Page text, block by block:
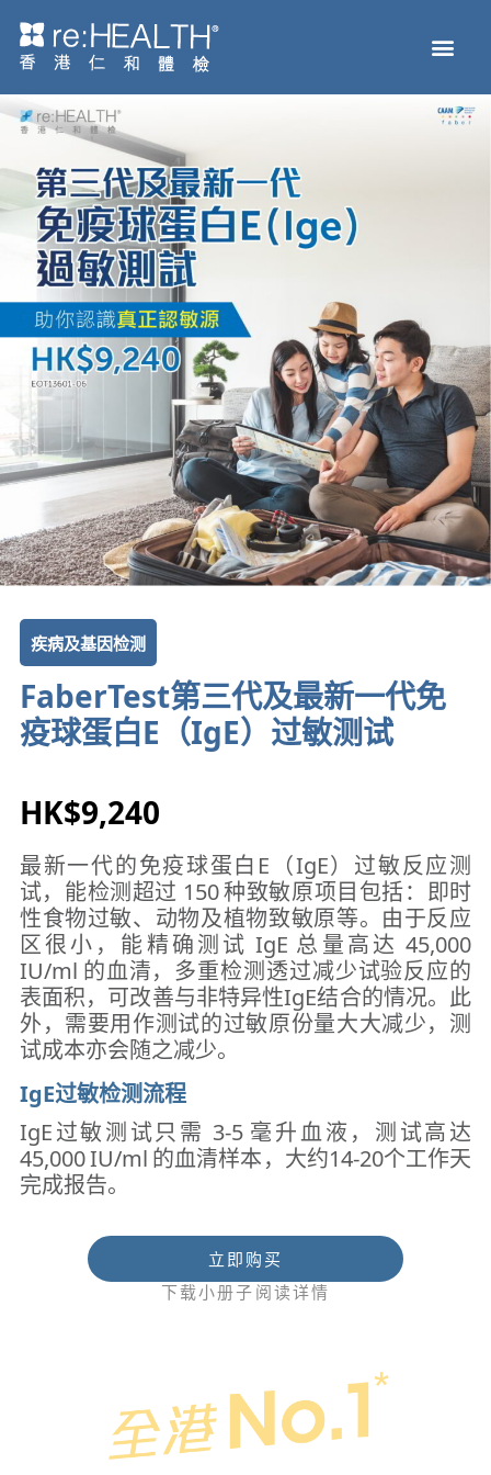
疾病及基因检测
FaberTest第三代及最新一代免
疫球蛋白E（IgE）过敏测试
HK$9,240
最新一代的免疫球蛋白E（IgE）过敏反应测
试，能检测超过 150 种致敏原项目包括：即时
性食物过敏、动物及植物致敏原等。由于反应
区很小，能精确测试 IgE 总量高达 45,000
IU/ml 的血清，多重检测透过减少试验反应的
表面积，可改善与非特异性IgE结合的情况。此
外，需要用作测试的过敏原份量大大减少，测
试成本亦会随之减少。
IgE过敏检测流程
IgE过敏测试只需 3-5 毫升血液，测试高达
45,000 IU/ml 的血清样本，大约14-20个工作天
完成报告。
立即购买
下载小册子阅读详情